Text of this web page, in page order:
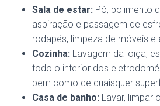
Sala de estar: Pó, polimento
aspiração e passagem de
rodapés, limpeza de móveis
Cozinha: Lavagem da loiça,
todo o interior dos
bem como de quaisquer
Casa de banho: Lavar, limpar